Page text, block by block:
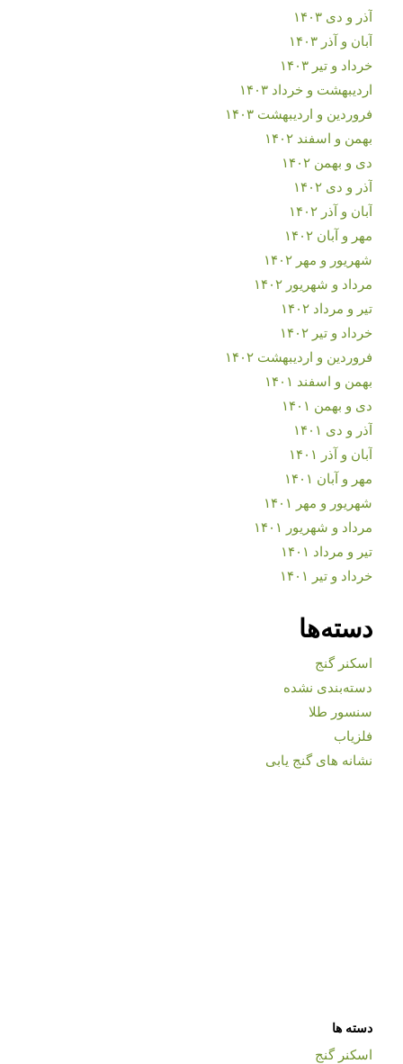
آذر و دی ۱۴۰۳
آبان و آذر ۱۴۰۳
خرداد و تیر ۱۴۰۳
اردیبهشت و خرداد ۱۴۰۳
فروردین و اردیبهشت ۱۴۰۳
بهمن و اسفند ۱۴۰۲
دی و بهمن ۱۴۰۲
آذر و دی ۱۴۰۲
آبان و آذر ۱۴۰۲
مهر و آبان ۱۴۰۲
شهریور و مهر ۱۴۰۲
مرداد و شهریور ۱۴۰۲
تیر و مرداد ۱۴۰۲
خرداد و تیر ۱۴۰۲
فروردین و اردیبهشت ۱۴۰۲
بهمن و اسفند ۱۴۰۱
دی و بهمن ۱۴۰۱
آذر و دی ۱۴۰۱
آبان و آذر ۱۴۰۱
مهر و آبان ۱۴۰۱
شهریور و مهر ۱۴۰۱
مرداد و شهریور ۱۴۰۱
تیر و مرداد ۱۴۰۱
خرداد و تیر ۱۴۰۱
دسته‌ها
اسکنر گنج
دسته‌بندی نشده
سنسور طلا
فلزیاب
نشانه های گنج یابی
دسته ها
اسکنر گنج